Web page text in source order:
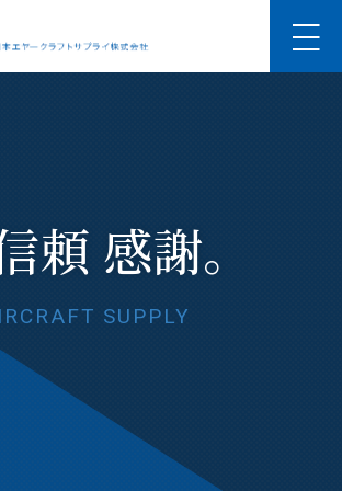
度を重視した
分野の
社
SUPPLY
フトサプライ株式会社
SUPPLY
頼 感謝。
SUPPLY
度を重視した
分野の
社
SUPPLY
フトサプライ株式会社
SUPPLY